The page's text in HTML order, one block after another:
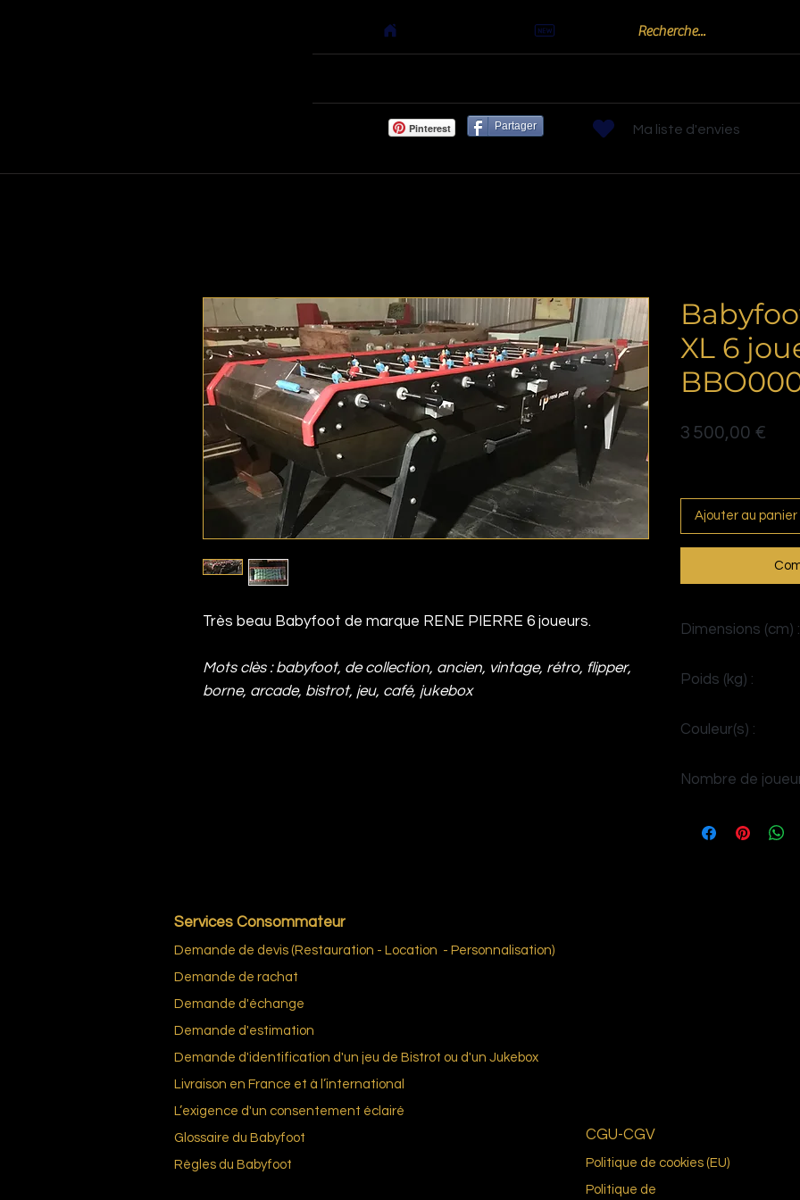
Pinterest Partager Ma liste d'envies
Très beau Babyfoot de marque RENE PIERRE 6 joueurs.
Mots clès : babyfoot, de collection, ancien, vintage, rétro, flipper,
borne, arcade, bistrot, jeu, café, jukebox
XL 6
3 500,00 €
Ajouter au panier
Dimensions (cm) :
Poids (kg) :
Couleur(s) :
Nombre de
Services Consommateur
Demande de devis (Restauration - Location - Personnalisation)
Demande de rachat
Demande d'échange
Demande d'estimation
Demande d'identification d'un jeu de Bistrot ou d'un Jukebox
Livraison en France et à l’international
L’exigence d'un consentement éclairé
Glossaire du Babyfoot
Règles du Babyfoot
CGU-CGV
Politique de cookies (EU)
Politique de